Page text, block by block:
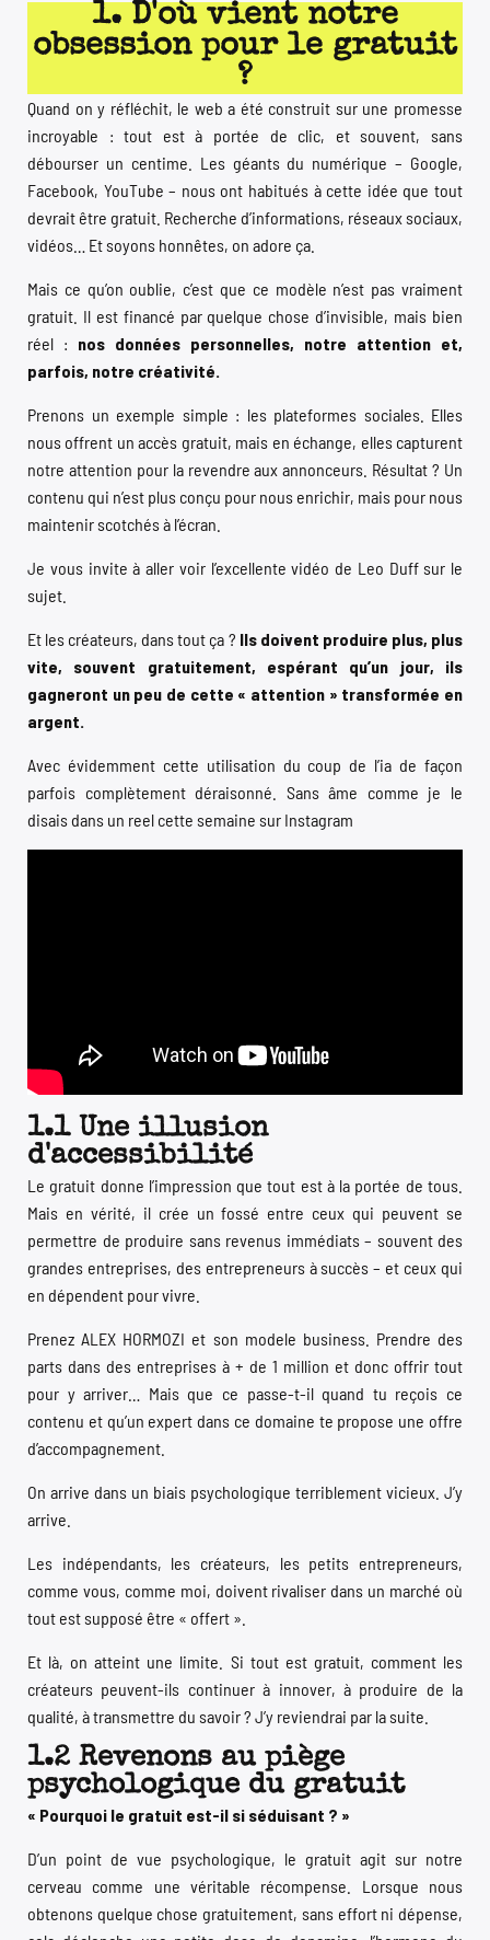
1. D'où vient notre
obsession pour le gratuit
?
Quand on y réfléchit, le web a été construit sur une promesse
incroyable : tout est à portée de clic, et souvent, sans
débourser un centime. Les géants du numérique – Google,
Facebook, YouTube – nous ont habitués à cette idée que tout
devrait être gratuit. Recherche d’informations, réseaux sociaux,
vidéos… Et soyons honnêtes, on adore ça.
Mais ce qu’on oublie, c’est que ce modèle n’est pas vraiment
gratuit. Il est financé par quelque chose d’invisible, mais bien
réel : nos données personnelles, notre attention et,
parfois, notre créativité.
Prenons un exemple simple : les plateformes sociales. Elles
nous offrent un accès gratuit, mais en échange, elles capturent
notre attention pour la revendre aux annonceurs. Résultat ? Un
contenu qui n’est plus conçu pour nous enrichir, mais pour nous
maintenir scotchés à l’écran.
Je vous invite à aller voir l’excellente vidéo de Leo Duff sur le
sujet.
Et les créateurs, dans tout ça ? Ils doivent produire plus, plus
vite, souvent gratuitement, espérant qu’un jour, ils
gagneront un peu de cette « attention » transformée en
argent.
Avec évidemment cette utilisation du coup de l’ia de façon
parfois complètement déraisonné. Sans âme comme je le
disais dans un reel cette semaine sur Instagram
1.1 Une illusion
d'accessibilité
Le gratuit donne l’impression que tout est à la portée de tous.
Mais en vérité, il crée un fossé entre ceux qui peuvent se
permettre de produire sans revenus immédiats – souvent des
grandes entreprises, des entrepreneurs à succès – et ceux qui
en dépendent pour vivre.
Prenez ALEX HORMOZI et son modele business. Prendre des
parts dans des entreprises à + de 1 million et donc offrir tout
pour y arriver… Mais que ce passe-t-il quand tu reçois ce
contenu et qu’un expert dans ce domaine te propose une offre
d’accompagnement.
On arrive dans un biais psychologique terriblement vicieux. J’y
arrive.
Les indépendants, les créateurs, les petits entrepreneurs,
comme vous, comme moi, doivent rivaliser dans un marché où
tout est supposé être « offert ».
Et là, on atteint une limite. Si tout est gratuit, comment les
créateurs peuvent-ils continuer à innover, à produire de la
qualité, à transmettre du savoir ? J’y reviendrai par la suite.
1.2 Revenons au piège
psychologique du gratuit
« Pourquoi le gratuit est-il si séduisant ? »
D’un point de vue psychologique, le gratuit agit sur notre
cerveau comme une véritable récompense. Lorsque nous
obtenons quelque chose gratuitement, sans effort ni dépense,